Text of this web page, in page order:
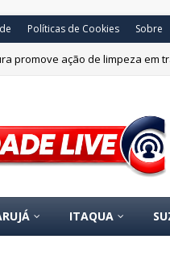
Políticas de Cookies Sobre
de ferreomodelismo em
ITAQUA